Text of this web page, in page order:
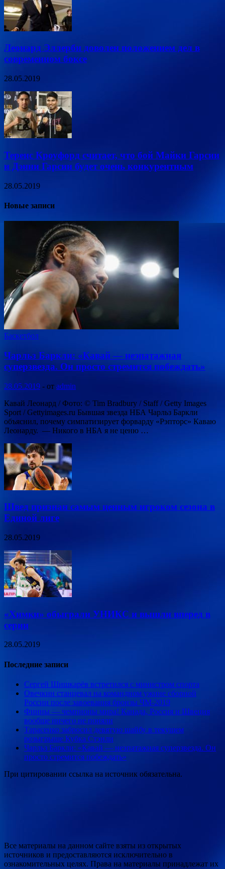
Леонард Эллерби доволен положением дел в
современном боксе
28.05.2019
Теренс Кроуфорд считает, что бой Майки Гарсии
и Дэнни Гарсии будет очень конкурентным
28.05.2019
Новые записи
Баскетбол
Чарльз Баркли: «Кавай — неэпатажная
суперзвезда. Он просто стремится побеждать»
28.05.2019 - от admin
Кавай Леонард / Фото: © Tim Bradbury / Staff / Getty Images
Sport / Gettyimages.ru Бывшая звезда НБА Чарльз Баркли
объяснил, почему симпатизирует форварду «Рэпторс» Каваю
Леонарду. — Никого в НБА я не ценю …
Швед признан самым ценным игроком сезона в
Единой лиге
28.05.2019
«Химки» обыграли УНИКС и вышли вперед в
серии
28.05.2019
Последние записи
Сергей Шишкарёв встретился с министром спорта
Овечкин станцевал на командном ужине сборной
России после завоевания бронзы ЧМ-2019
Финны — чемпионы мира! Канада, Россия и Швеция
вообще ничего не поняли
Тарасенко забросил девятую шайбу в текущем
розыгрыше Кубка Стэнли
Чарльз Баркли: «Кавай — неэпатажная суперзвезда. Он
просто стремится побеждать»
При цитировании ссылка на источник обязательна.
Все материалы на данном сайте взяты из открытых
источников и предоставляются исключительно в
ознакомительных целях. Права на материалы принадлежат их